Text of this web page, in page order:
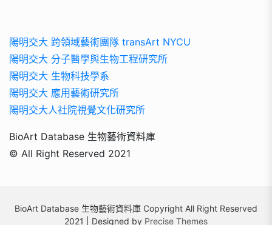
陽明交大 跨領域藝術團隊 transArt NYCU
陽明交大 分子醫學與生物工程研究所
陽明交大 生物科技學系
陽明交大 應用藝術研究所
陽明交大人社院視覺文化研究所
BioArt Database 生物藝術資料庫
© All Right Reserved 2021
BioArt Database 生物藝術資料庫 Copyright All Right Reserved
2021 | Designed by Precise Themes